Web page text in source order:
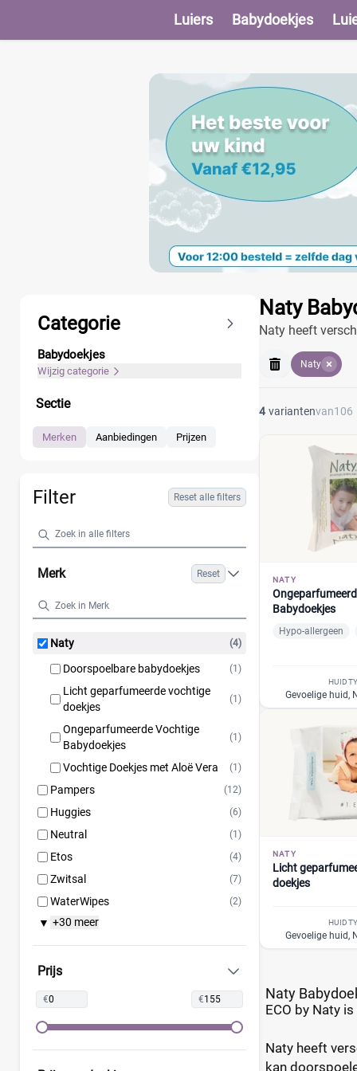
Luiers Babydoekjes
Categorie
Babydoekjes
Wijzig categorie
Sectie
Merken Aanbiedingen Prijzen
Filter Reset alle filters
Merk Reset
Naty (4)
Doorspoelbare babydoekjes (1)
Licht geparfumeerde vochtige
doekjes
(1)
Ongeparfumeerde Vochtige
Babydoekjes
(1)
Vochtige Doekjes met Aloë Vera (1)
Pampers (12)
Huggies (6)
Neutral (1)
Etos (4)
Zwitsal (7)
WaterWipes (2)
Albert Heijn
Attitude (1)
Bambo Nature (2)
Bonbébé (5)
(2)
▼ +30 meer
Prijs
€ €
Naty
Naty heeft
doorspoelen.
natuurlijk en
Producten
Naty
4 variantenvan106
NATY
Babydoekjes
Hypo-allergeen
Gevoelige huid,
NATY
Licht
doekjes
Gevoelige huid,
Naty
ECO by Naty
Naty heeft
kan